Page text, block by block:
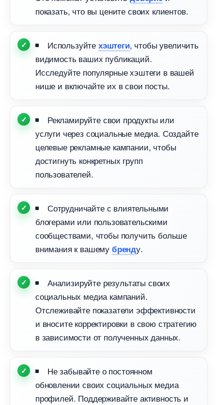
показать, что вы цените своих клиентов.
Используйте хэштеги, чтобы увеличить
идимость ваших публикаций.
Исследуйте популярные хэштеги в вашей
нише и включайте их в свои посты.
Рекламируйте свои продукты или
услуги через социальные медиа. Создайте
целевые рекламные кампании, чтобы
достигнуть конкретных групп
пользователей.
Сотрудничайте с влиятельными
логерами или пользовательскими
сообществами, чтобы получить больше
нимания к вашему ренду.
Анализируйте результаты своих
социальных медиа кампаний.
Отслеживайте показатели эффективности
и вносите корректировки в свою стратегию
зависимости от полученных данных.
Не забывайте о постоянном
обновлении своих социальных медиа
профилей. Поддерживайте активность и